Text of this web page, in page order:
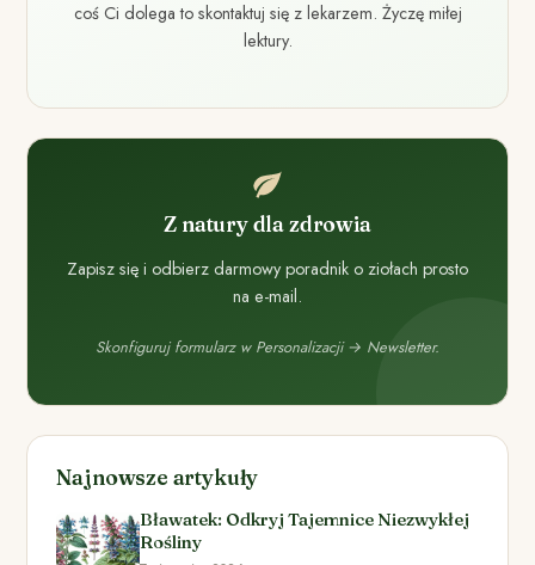
coś Ci dolega to skontaktuj się z lekarzem. Życzę miłej
lektury.
Z natury dla zdrowia
Zapisz się i odbierz darmowy poradnik o ziołach prosto
na e-mail.
Skonfiguruj formularz w Personalizacji → Newsletter.
Najnowsze artykuły
Bławatek: Odkryj Tajemnice Niezwykłej
Rośliny